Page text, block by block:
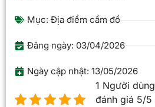
Mục: Địa điểm cầm đồ
Đăng ngày: 03/04/2026
Ngày cập nhật: 13/05/2026
1 Người dùng
đánh giá 5/5